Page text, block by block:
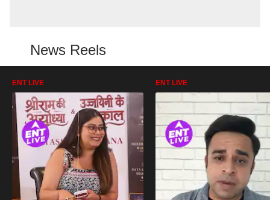
News Reels
ENT LIVE ENT LIVE